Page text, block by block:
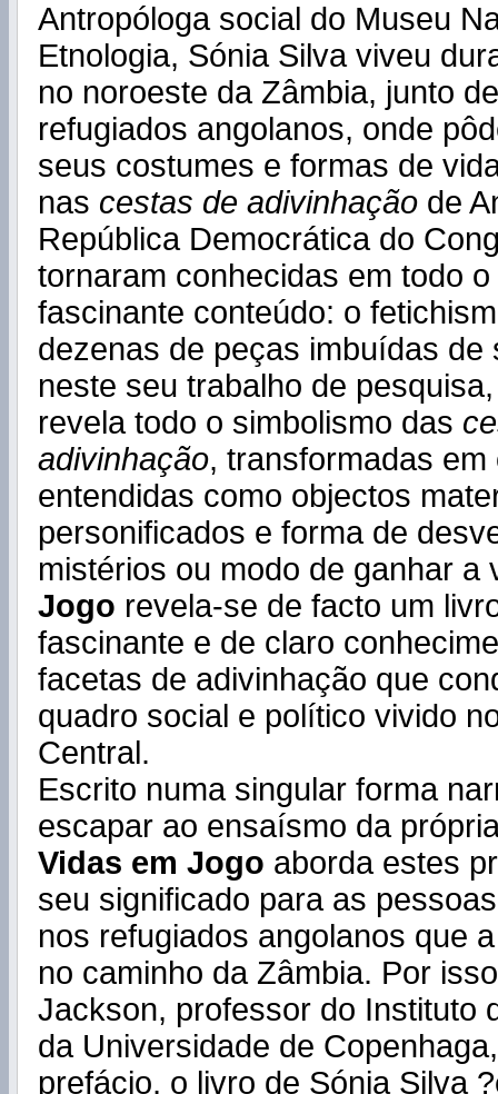
Antropóloga social do Museu
Etnologia, Sónia Silva viveu
no noroeste da Zâmbia, junto
refugiados angolanos, onde
seus costumes e formas de
nas cestas de adivinhação de
República Democrática do
tornaram conhecidas em todo
fascinante conteúdo: o
dezenas de peças imbuídas de
neste seu trabalho de
revela todo o simbolismo das
adivinhação, transformadas em
entendidas como objectos
personificados e forma de
mistérios ou modo de ganhar a
Jogo revela-se de facto um
fascinante e de claro
facetas de adivinhação que
quadro social e político vivido
Central.
Escrito numa singular forma
escapar ao ensaísmo da
Vidas em Jogo aborda estes
seu significado para as
nos refugiados angolanos que
no caminho da Zâmbia. Por
Jackson, professor do Instituto
da Universidade de
prefácio, o livro de Sónia Silva